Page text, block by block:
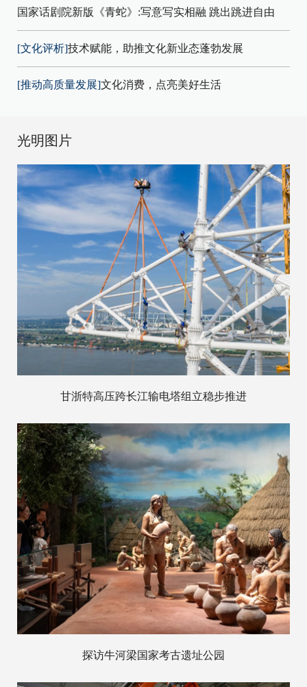
国家话剧院新版《青蛇》:写意写实相融 跳出跳进自由
[文化评析]技术赋能，助推文化新业态蓬勃发展
[推动高质量发展]文化消费，点亮美好生活
光明图片
甘浙特高压跨长江输电塔组立稳步推进
探访牛河梁国家考古遗址公园